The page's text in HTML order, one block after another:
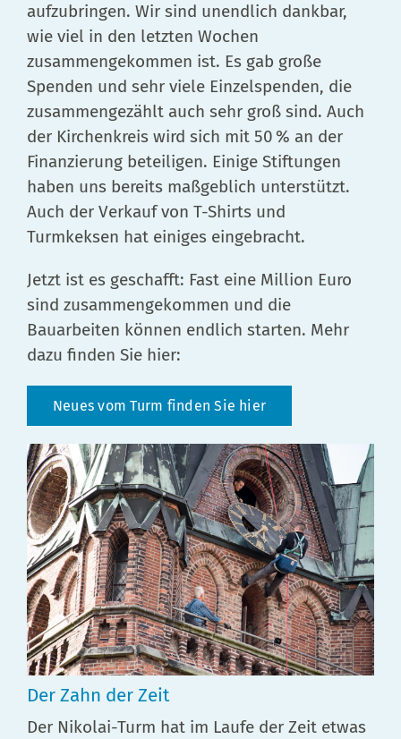
aufzubringen. Wir sind unendlich dankbar,
wie viel in den letzten Wochen
zusammengekommen ist. Es gab große
Spenden und sehr viele Einzelspenden, die
zusammengezählt auch sehr groß sind. Auch
der Kirchenkreis wird sich mit 50 % an der
Finanzierung beteiligen. Einige Stiftungen
haben uns bereits maßgeblich unterstützt.
Auch der Verkauf von T-Shirts und
Turmkeksen hat einiges eingebracht.
Jetzt ist es geschafft: Fast eine Million Euro
sind zusammengekommen und die
Bauarbeiten können endlich starten. Mehr
dazu finden Sie hier:
Neues vom Turm finden Sie hier
Der Zahn der Zeit
Der Nikolai-Turm hat im Laufe der Zeit etwas